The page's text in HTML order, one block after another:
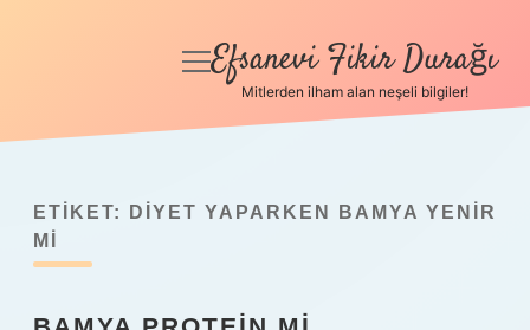
Anasayfa
menüyü
Efsanevi Fikir Durağı
Mitlerden ilham alan neşeli bilgiler!
ETIKET:
DIYET YAPARKEN BAMYA YENIR
MI